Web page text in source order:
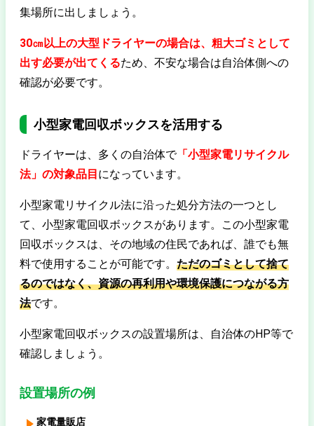
集場所に出しましょう。
30㎝以上の大型ドライヤーの場合は、粗大ゴミとして
出す必要が出てくるため、不安な場合は自治体側への
確認が必要です。
小型家電回収ボックスを活用する
ドライヤーは、多くの自治体で「小型家電リサイクル
法」の対象品目になっています。
小型家電リサイクル法に沿った処分方法の一つとし
て、小型家電回収ボックスがあります。この小型家電
回収ボックスは、その地域の住民であれば、誰でも無
料で使用することが可能です。 ただのゴミとして捨て
るのではなく、資源の再利用や環境保護につながる方
法です。
小型家電回収ボックスの設置場所は、自治体のHP等で
確認しましょう。
設置場所の例
家電量販店